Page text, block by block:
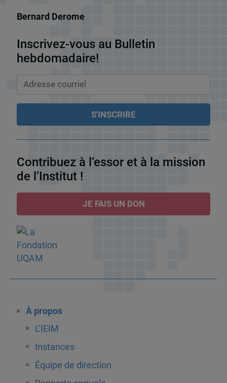
Bernard Derome
Inscrivez-vous au Bulletin
hebdomadaire!
Contribuez à l’essor et à la mission
de l’Institut !
JE FAIS UN DON
À propos
L’IEIM
Instances
Équipe de direction